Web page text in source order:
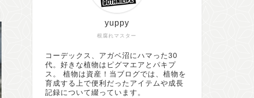
根腐れマスター
yuppy
コーデックス、アガベ沼にハマった30
代。好きな植物はピグマエアとパキプ
ス。 植物は資産！当ブログでは、植物を
育成する上で便利だったアイテムや成長
記録について綴っています。